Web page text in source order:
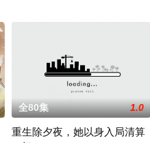
全80集 1.0
重生除夕夜，她以身入局清算